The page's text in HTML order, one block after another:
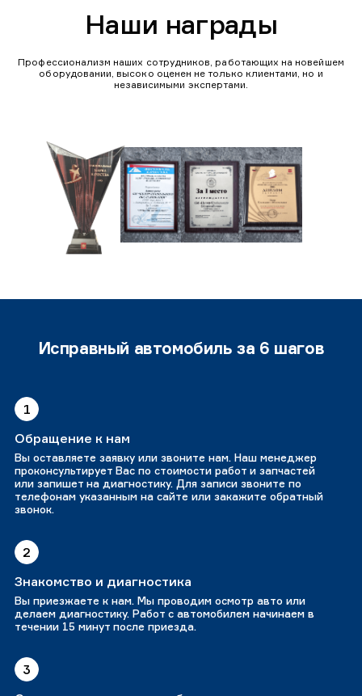
Наши награды
Профессионализм наших сотрудников, работающих на новейшем
оборудовании, высоко оценен не только клиентами, но и
независимыми экспертами.
Исправный автомобиль за 6 шагов
1
Обращение к нам
Вы оставляете заявку или звоните нам. Наш менеджер
проконсультирует Вас по стоимости работ и запчастей
или запишет на диагностику. Для записи звоните по
телефонам указанным на сайте или закажите обратный
звонок.
2
Знакомство и диагностика
Вы приезжаете к нам. Мы проводим осмотр авто или
делаем диагностику. Работ с автомобилем начинаем в
течении 15 минут после приезда.
3